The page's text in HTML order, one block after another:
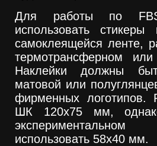
Для работы по FBS
использовать стикеры
самоклеящейся ленте,
термотрансферном или
Наклейки должны
матовой или
фирменных логотипов.
ШК 120х75 мм,
использовать 58х40 мм.